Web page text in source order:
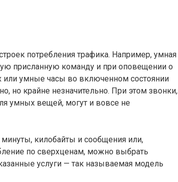
потребления трафика. Например, умная
присланную команду и при оповещении о
умные часы во включенном состоянии
но крайне незначительно. При этом звонки,
умных вещей, могут и вовсе не
килобайты и сообщения или,
по сверхценам, можно выбрать
услуги — так называемая модель